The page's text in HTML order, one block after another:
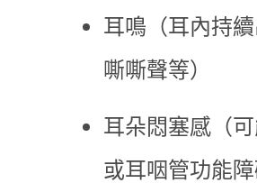
耳鳴（耳內持
嘶嘶聲等）
耳朵悶塞感（
或耳咽管功能障